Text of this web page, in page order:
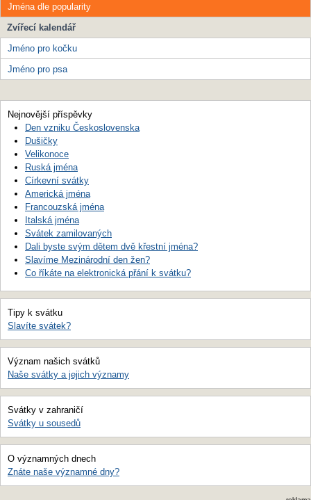
Jména dle popularity
Zvířecí kalendář
Jméno pro kočku
Jméno pro psa
Nejnovější příspěvky
Den vzniku Československa
Dušičky
Velikonoce
Ruská jména
Církevní svátky
Americká jména
Francouzská jména
Italská jména
Svátek zamilovaných
Dali byste svým dětem dvě křestní jména?
Slavíme Mezinárodní den žen?
Co říkáte na elektronická přání k svátku?
Tipy k svátku
Slavíte svátek?
Význam našich svátků
Naše svátky a jejich významy
Svátky v zahraničí
Svátky u sousedů
O významných dnech
Znáte naše významné dny?